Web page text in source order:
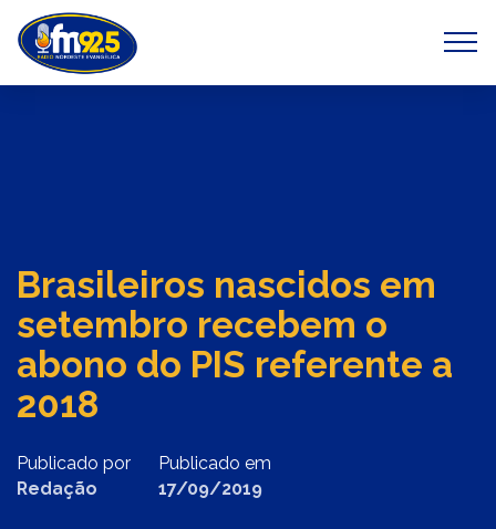
Previous Next
Brasileiros nascidos em
setembro recebem o
abono do PIS referente a
2018
Publicado por
Redação
Publicado em
17/09/2019